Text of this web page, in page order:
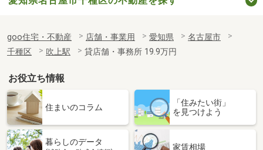
goo住宅・不動産 店舗・事業用 愛知県
名古屋市
千種区
吹上駅 貸店舗・事務所 19.9万円
お役立ち情報
住まいのコラム
「住みたい街」
を見つけよう
暮らしのデータ
家賃相場